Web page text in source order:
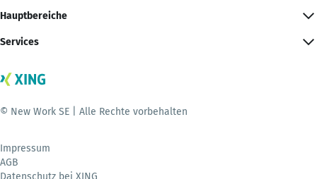
Hauptbereiche
Services
© New Work SE | Alle Rechte vorbehalten
Impressum
AGB
Datenschutz bei XING